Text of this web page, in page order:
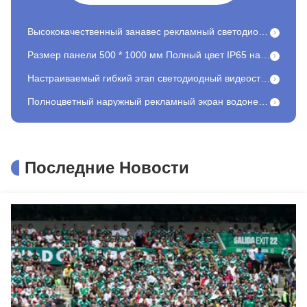
Наружный фоновый светодиодный дисплей Быстрая установка P3.9 Аренда Наружного светодиодного дисплея
1200 нит высокая яркость LED видео стены гибкий экран P1.95 для внутреннего использования Ggalaxy Series
HD P1.875 Наружные светодиодные плакаты - привлекательные решения для коммерческой рекламы
Частный пользовательский экран Gstar-II P3.91 P4.81mm 7680Hz с высокой частотой обновления HD для внутренней установки
Внутренняя светодиодная видеостенка 500 * 1000 мм P1.95 мм P2.5 мм высокой четкости для фиксированной установки
Последние Новости